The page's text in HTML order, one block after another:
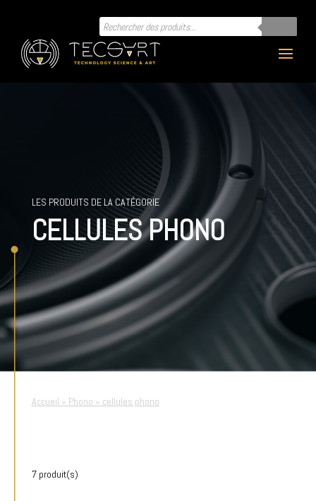
Recherche
de
produits
LES PRODUITS DE LA CATÉGORIE
CELLULES PHONO
Accueil » Phono » cellules phono
7 produit(s)